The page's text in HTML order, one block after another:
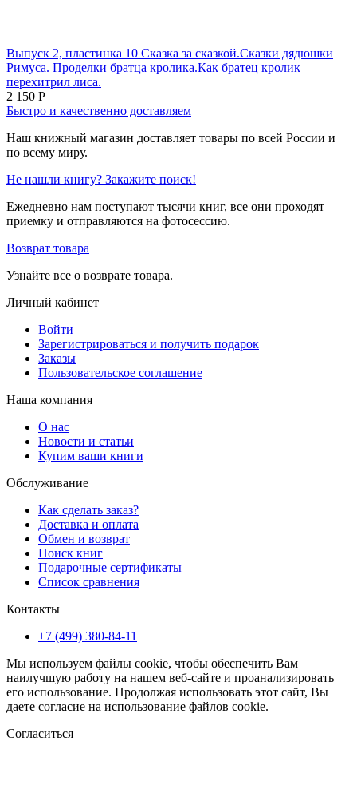
Выпуск 2, пластинка 10 Сказка за сказкой.Сказки дядюшки
Римуса. Проделки братца кролика.Как братец кролик
перехитрил лиса.
2 150 Р
Быстро и качественно доставляем
Наш книжный магазин доставляет товары по всей России и
по всему миру.
Не нашли книгу? Закажите поиск!
Ежедневно нам поступают тысячи книг, все они проходят
приемку и отправляются на фотосессию.
Возврат товара
Узнайте все о возврате товара.
Личный кабинет
Войти
Зарегистрироваться и получить подарок
Заказы
Пользовательское соглашение
Наша компания
О нас
Новости и статьи
Купим ваши книги
Обслуживание
Как сделать заказ?
Доставка и оплата
Обмен и возврат
Поиск книг
Подарочные сертификаты
Список сравнения
Контакты
+7 (499) 380-84-11
Мы используем файлы cookie, чтобы обеспечить Вам
наилучшую работу на нашем веб-сайте и проанализировать
его использование. Продолжая использовать этот сайт, Вы
даете согласие на использование файлов cookie.
Согласиться